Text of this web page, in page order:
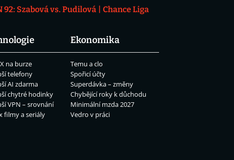
92: Szabová vs. Pudilová
Chance Liga
na burze
telefony
AI zdarma
chytré hodinky
VPN – srovnání
filmy a seriály
Ekonomika
Temu a clo
Spořicí účty
Superdávka – změny
Chybějící roky k důchodu
Minimální mzda 2027
Vedro v práci